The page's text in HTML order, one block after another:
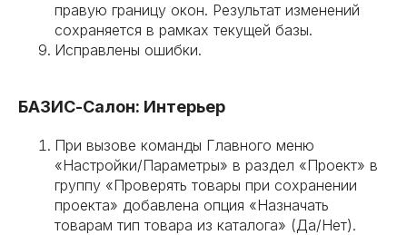
правую границу окон. Результат изменений
сохраняется в рамках текущей базы.
Исправлены ошибки.
БАЗИС-Салон: Интерьер
При вызове команды Главного меню
«Настройки/Параметры» в раздел «Проект» в
группу «Проверять товары при сохранении
проекта» добавлена опция «Назначать
товарам тип товара из каталога» (Да/Нет).